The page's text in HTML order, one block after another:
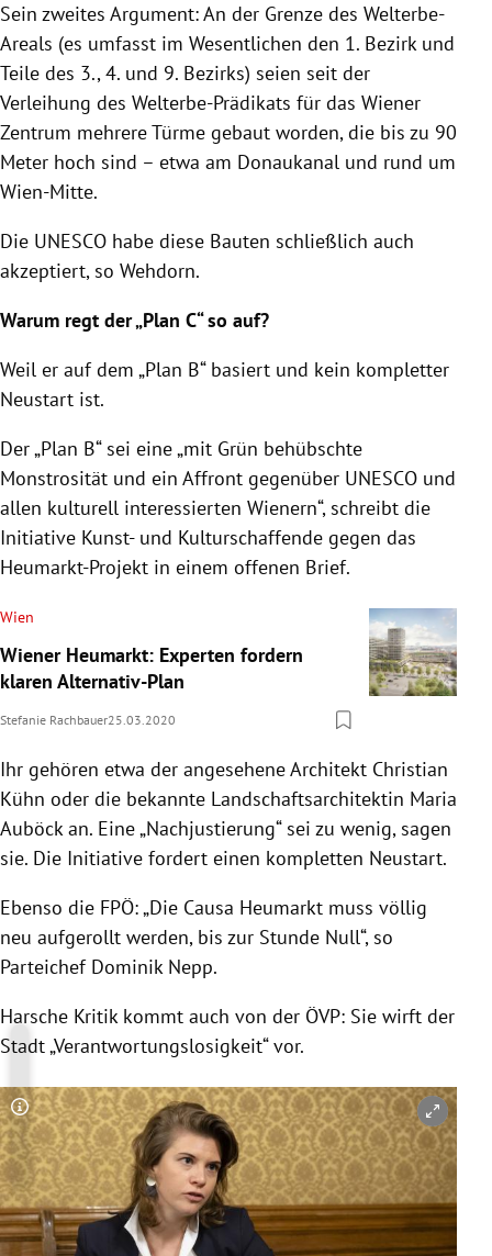
Sein zweites Argument: An der Grenze des Welterbe-
Areals (es umfasst im Wesentlichen den 1. Bezirk und
Teile des 3., 4. und 9. Bezirks) seien seit der
Verleihung des Welterbe-Prädikats für das Wiener
Zentrum mehrere Türme gebaut worden, die bis zu 90
Meter hoch sind – etwa am Donaukanal und rund um
Wien-Mitte.
Die UNESCO habe diese Bauten schließlich auch
akzeptiert, so Wehdorn.
Warum regt der „Plan C“ so auf?
Weil er auf dem „Plan B“ basiert und kein kompletter
Neustart ist.
Der „Plan B“ sei eine „mit Grün behübschte
Monstrosität und ein Affront gegenüber UNESCO und
allen kulturell interessierten Wienern“, schreibt die
Initiative Kunst- und Kulturschaffende gegen das
Heumarkt-Projekt in einem offenen Brief.
Wien
Wiener Heumarkt: Experten fordern
klaren Alternativ-Plan
Stefanie Rachbauer25.03.2020
Ihr gehören etwa der angesehene Architekt Christian
Kühn oder die bekannte Landschaftsarchitektin Maria
Auböck an. Eine „Nachjustierung“ sei zu wenig, sagen
sie. Die Initiative fordert einen kompletten Neustart.
Ebenso die FPÖ: „Die Causa Heumarkt muss völlig
neu aufgerollt werden, bis zur Stunde Null“, so
Parteichef Dominik Nepp.
Harsche Kritik kommt auch von der ÖVP: Sie wirft der
Stadt „Verantwortungslosigkeit“ vor.
Copyright-Hinweis öffnen/schließen